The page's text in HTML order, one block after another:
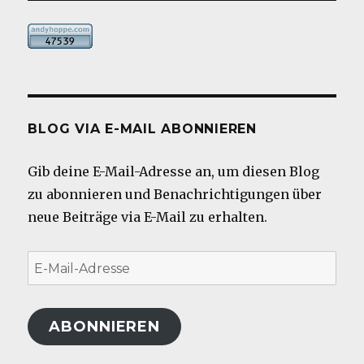
BLOG VIA E-MAIL ABONNIEREN
Gib deine E-Mail-Adresse an, um diesen Blog
zu abonnieren und Benachrichtigungen über
neue Beiträge via E-Mail zu erhalten.
E-
Mail-
Adresse
ABONNIEREN